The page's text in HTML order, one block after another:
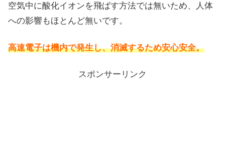
空気中に酸化イオンを飛ばす方法では無いため、人体
への影響もほとんど無いです。
高速電子は機内で発生し、消滅するため安心安全。
スポンサーリンク